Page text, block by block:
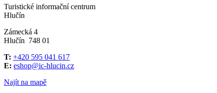
Turistické informační centrum
Hlučín
Zámecká 4
Hlučín 748 01
T: +420 595 041 617
E: eshop@ic-hlucin.cz
Najít na mapě